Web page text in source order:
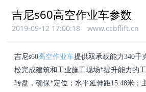
吉尼s60高空作业车参数
2019-09-12 17:00:18 www.ccbflift.cn
吉尼s60高空作业车提供双承载能力340千
松完成建筑和工业施工现场*提升能力的
转盘，确保*定位；水平延伸距15.48米；